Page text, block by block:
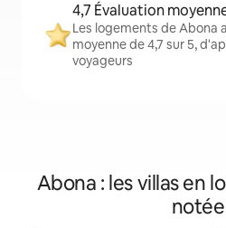
4,7 Évaluation
Les logements de Abona
moyenne de 4,7 sur 5,
voyageurs
Abona : les villas en